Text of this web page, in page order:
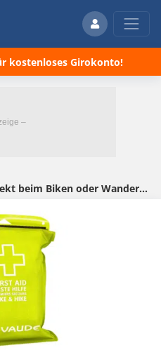
kostenloses Girokonto!
VAUDE First Aid Kit S Waterproof für 14,99€